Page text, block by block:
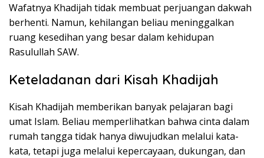
Wafatnya Khadijah tidak membuat perjuangan dakwah
berhenti. Namun, kehilangan beliau meninggalkan
ruang kesedihan yang besar dalam kehidupan
Rasulullah SAW.
Keteladanan dari Kisah Khadijah
Kisah Khadijah memberikan banyak pelajaran bagi
umat Islam. Beliau memperlihatkan bahwa cinta dalam
rumah tangga tidak hanya diwujudkan melalui kata-
kata, tetapi juga melalui kepercayaan, dukungan, dan